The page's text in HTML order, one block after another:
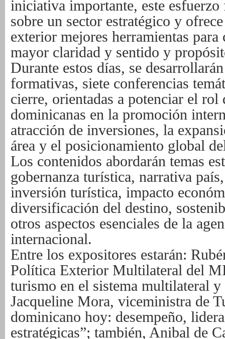
iniciativa importante, este
sobre un sector estratégico y
exterior mejores herramientas
mayor claridad y sentido y
Durante estos días, se
formativas, siete conferencias
cierre, orientadas a potenciar el rol
dominicanas en la promoción
atracción de inversiones, la
área y el posicionamiento global
Los contenidos abordarán temas
gobernanza turística, narrativa
inversión turística, impacto
diversificación del destino,
otros aspectos esenciales de la
internacional.
Entre los expositores estarán:
Política Exterior Multilateral del
turismo en el sistema multilateral
Jacqueline Mora, viceministra de
dominicano hoy: desempeño,
estratégicas”; también, Anibal de